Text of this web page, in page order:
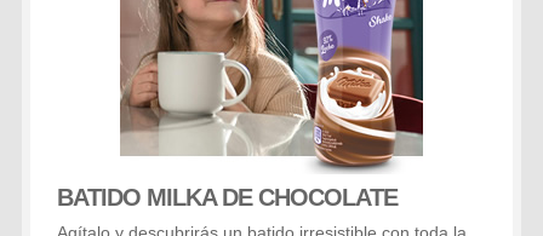
BATIDO MILKA DE CHOCOLATE